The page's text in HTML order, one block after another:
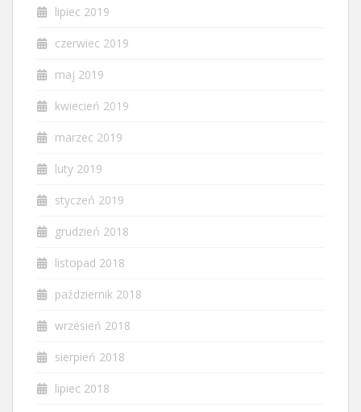
lipiec 2019
czerwiec 2019
maj 2019
kwiecień 2019
marzec 2019
luty 2019
styczeń 2019
grudzień 2018
listopad 2018
październik 2018
wrzesień 2018
sierpień 2018
lipiec 2018